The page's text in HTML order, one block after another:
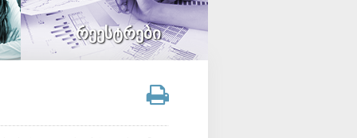
კომიტეტი
კომპანიებთან ურთიერთობის
რეესტრები